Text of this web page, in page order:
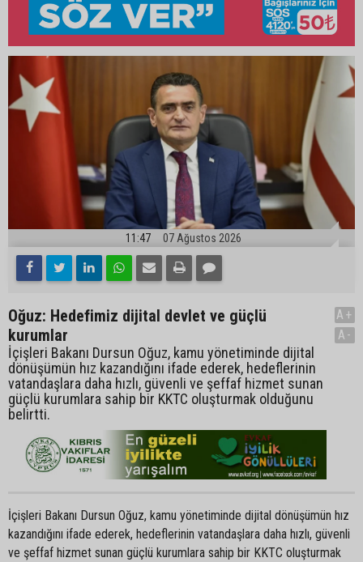
11:47 07 Ağustos 2026
Oğuz: Hedefimiz dijital devlet ve güçlü
kurumlar
İçişleri Bakanı Dursun Oğuz, kamu yönetiminde dijital
dönüşümün hız kazandığını ifade ederek, hedeflerinin
vatandaşlara daha hızlı, güvenli ve şeffaf hizmet sunan
güçlü kurumlara sahip bir KKTC oluşturmak olduğunu
belirtti.
A+
A-
İçişleri Bakanı Dursun Oğuz, kamu yönetiminde dijital dönüşümün hız
kazandığını ifade ederek, hedeflerinin vatandaşlara daha hızlı, güvenli
ve şeffaf hizmet sunan güçlü kurumlara sahip bir KKTC oluşturmak